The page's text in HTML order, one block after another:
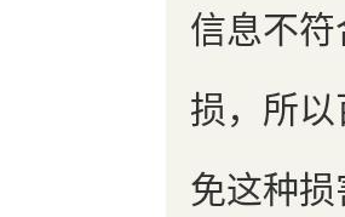
信息不
损，所
免这种